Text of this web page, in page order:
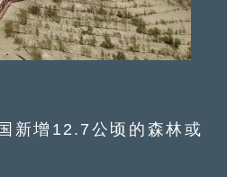
增12.7公顷的森林或